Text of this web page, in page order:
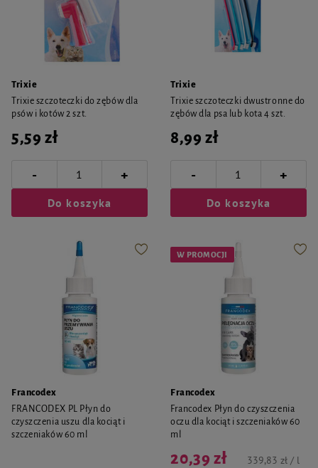
Trixie
Trixie szczoteczki do zębów dla
psów i kotów 2 szt.
5,59 zł
- +
Do koszyka
Trixie
Trixie szczoteczki dwustronne do
zębów dla psa lub kota 4 szt.
8,99 zł
- +
Do koszyka
Francodex
FRANCODEX PL Płyn do
czyszczenia uszu dla kociąt i
szczeniaków 60 ml
W PROMOCJI
Francodex
Francodex Płyn do czyszczenia
oczu dla kociąt i szczeniaków 60
ml
20,39 zł 339,83 zł / l